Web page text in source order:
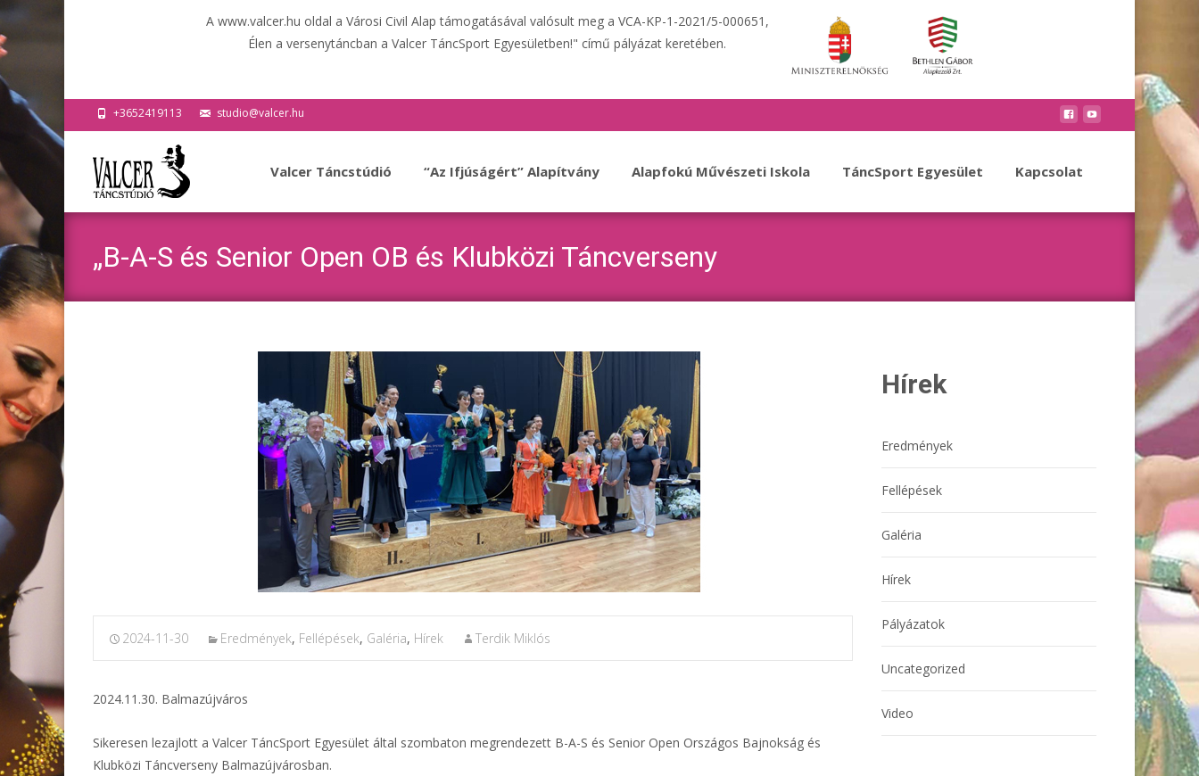
A www.valcer.hu oldal a Városi Civil Alap támogatásával valósult meg a VCA-KP-1-2021/5-000651,
Élen a versenytáncban a Valcer TáncSport Egyesületben!" című pályázat keretében.
+3652419113 studio@valcer.hu
Valcer Táncstúdió “Az Ifjúságért” Alapítvány Alapfokú Művészeti Iskola TáncSport Egyesület Kapcsolat
„B-A-S és Senior Open OB és Klubközi Táncverseny
2024-11-30 Eredmények, Fellépések, Galéria, Hírek Terdik Miklós
2024.11.30. Balmazújváros
Sikeresen lezajlott a Valcer TáncSport Egyesület által szombaton megrendezett B-A-S és Senior Open Országos Bajnokság és
Klubközi Táncverseny Balmazújvárosban.
Hírek
Eredmények
Fellépések
Galéria
Hírek
Pályázatok
Uncategorized
Video